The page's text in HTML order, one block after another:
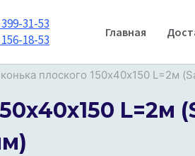
31-53
18-53
Главная
плоского 150х40х150 L=2м
L=2м